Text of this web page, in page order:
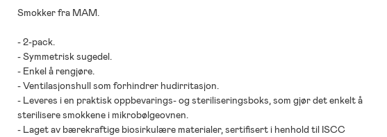
Smokker fra MAM.
- 2-pack.
- Symmetrisk sugedel.
- Enkel å rengjøre.
- Ventilasjonshull som forhindrer hudirritasjon.
- Leveres i en praktisk oppbevarings- og steriliseringsboks, som gjør det enkelt å
sterilisere smokkene i mikrobølgeovnen.
- Laget av bærekraftige biosirkulære materialer, sertifisert i henhold til ISCC